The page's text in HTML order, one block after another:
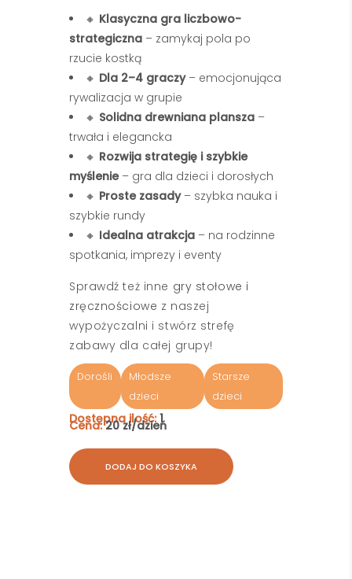
🔸 Klasyczna gra liczbowo-
strategiczna – zamykaj pola po
rzucie kostką
🔸 Dla 2–4 graczy– emocjonująca
rywalizacja w grupie
🔸 Solidna drewniana plansza –
trwała i elegancka
🔸 Rozwija strategię i szybkie
myślenie– gra dla dzieci i dorosłych
🔸 Proste zasady– szybka nauka i
szybkie rundy
🔸 Idealna atrakcja – na rodzinne
spotkania, imprezy i eventy
Sprawdź też inne gry stołowe i
zręcznościowe z naszej
wypożyczalni i stwórz strefę
zabawy dla całej grupy!
Dorośli
Młodsze
dzieci
Starsze
dzieci
Dostępna ilość:1
Cena:20 zł/dzień
DODAJ DO KOSZYKA